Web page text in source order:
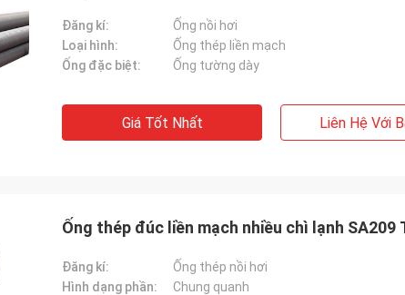
Đăng kí:
Ống nồi hơi
Loại hình:
Ống thép liền mạch
Ống đặc biệt:
Ống tường dày
Giá Tốt Nhất Liên Hệ Với
Ống thép đúc liền mạch nhiều chì lạnh
Đăng kí:
Ống thép nồi hơi
Hình dạng phần:
Chung quanh